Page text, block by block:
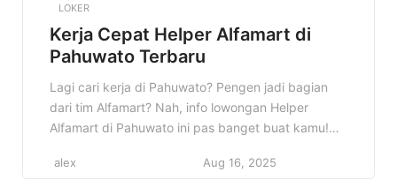
LOKER
Kerja Cepat Helper Alfamart di
Pahuwato Terbaru
Lagi cari kerja di Pahuwato? Pengen jadi bagian
dari tim Alfamart? Nah, info lowongan Helper
Alfamart di Pahuwato ini pas banget buat kamu!
jaringan minimarket terbesar di Indonesia. Jangan
alex Aug 16, 2025